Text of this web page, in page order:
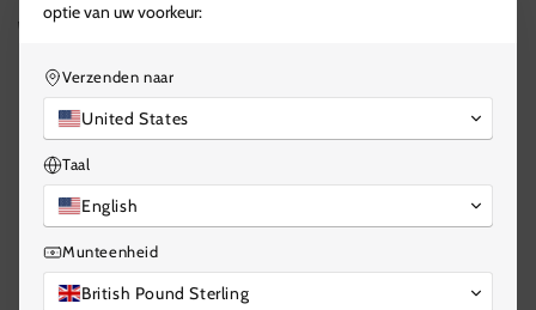
Waarom The Art of Shaking anders is
Cursussen ontwikkeld en gegeven door bartenders van
wereldklasse.
Stapsgewijze training voor beginners en gevorderde
professionals.
optie van uw voorkeur:
Verzenden naar
United States
Taal
English
Munteenheid
British Pound Sterling